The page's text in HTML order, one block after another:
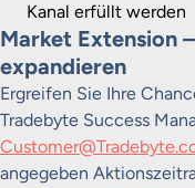
Kanal erfüllt werden
Market Extension
expandieren
Ergreifen Sie Ihre
Tradebyte Success
angegeben